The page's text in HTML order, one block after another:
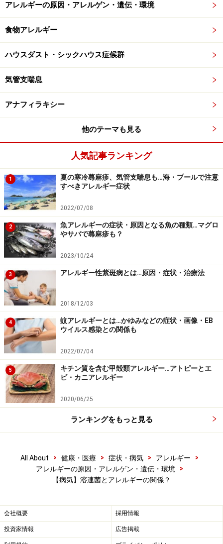
発熱があって、のどが痛くて、湿疹が悪化した場合、特
に舌が赤いと、もしかしたら、溶連菌感染症かもしれま
溶連菌感染の治療
抗生物質で菌をなくす事が
溶連菌に関しては特効薬があります。抗生物質です。溶
連菌感染症と診断されたら、少し長く抗生物質を内服し
ましょう。ペニシリン系なら10日、セフェム系と呼ばれ
ている抗生剤なら5日間です。ただ、再燃などから14日
間続けることもあります。
溶連菌には大抵の抗生物質で効きます。
なぜ、そんなに長く服用しないといけないのでしょう
か？
次のページでは、
ますので、その理由がわかります
※記事内容は執筆時点のものです。最新の内容をご確認くださ
い。
※当サイトにおける医師・医療従事者等による情報の提供は、診
断・治療行為ではありません。診断・治療を必要とする方は、適
切な医療機関での受診をおすすめいたします。記事内容は執筆者
個人の見解によるものであり、全ての方への有効性を保証するも
のではありません。当サイトで提供する情報に基づいて被ったい
かなる損害についても、当社、各ガイド、その他当社と契約した
情報提供者は一切の責任を負いかねます。
アレルギーの原因・アレルゲン・遺伝・環境
食物アレルギー
ハウスダスト・シックハウス症候群
気管支喘息
アナフィラキシー
他のテーマも見る
人気記事ランキング
1
夏の寒冷蕁麻疹、気管支喘息も…海・プールで注意
すべきアレルギー症状
2022/07/08
2
魚アレルギーの症状・原因となる魚の種類…マグロ
やサバで蕁麻疹も？
2023/10/24
3 アレルギー性紫斑病とは…原因・症状・治療法
2018/12/03
4
蚊アレルギーとは…かゆみなどの症状・画像・EB
ウイルス感染との関係も
2022/07/04
5
キチン質を含む甲殻類アレルギー…アトピーとエ
ビ・カニアレルギー
2020/06/25
ランキングをもっと見る
All About > 健康・医療 > 症状・病気 > アレルギー
>
アレルギーの原因・アレルゲン・遺伝・環境
>
【病気】溶連菌とアレルギーの関係？
会社概要 採用情報
投資家情報 広告掲載